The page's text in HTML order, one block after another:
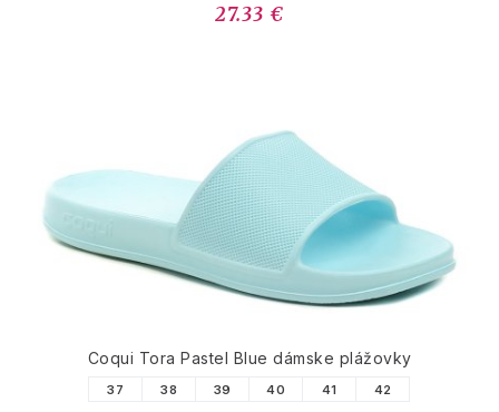
27.33 €
Coqui Tora Pastel Blue dámske plážovky
37 38 39 40 41 42